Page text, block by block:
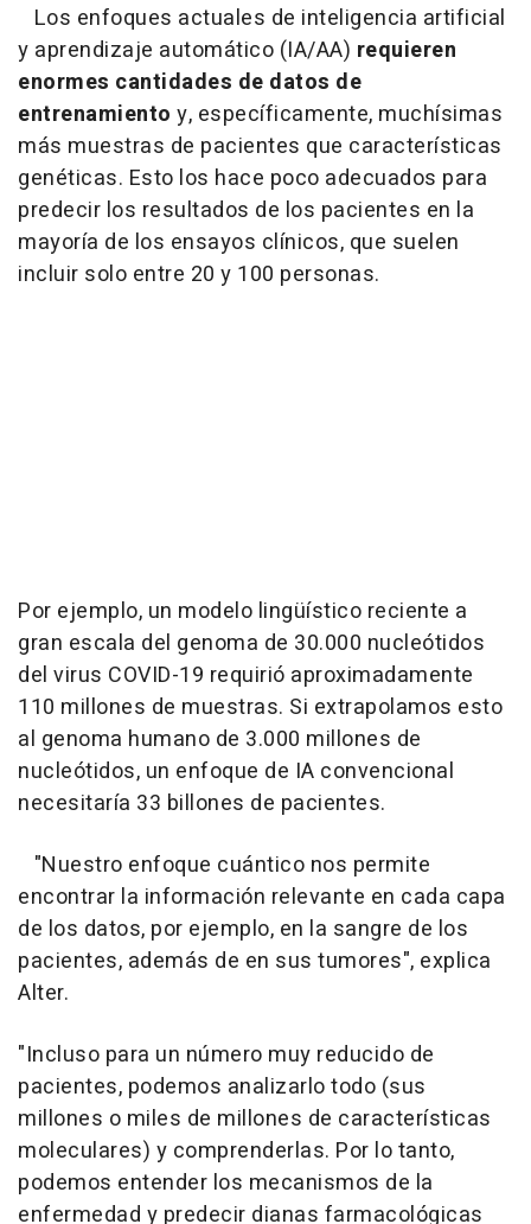
Los enfoques actuales de inteligencia artificial
y aprendizaje automático (IA/AA) requieren
enormes cantidades de datos de
entrenamiento y, específicamente, muchísimas
más muestras de pacientes que características
genéticas. Esto los hace poco adecuados para
predecir los resultados de los pacientes en la
mayoría de los ensayos clínicos, que suelen
incluir solo entre 20 y 100 personas.
Por ejemplo, un modelo lingüístico reciente a
gran escala del genoma de 30.000 nucleótidos
del virus COVID-19 requirió aproximadamente
110 millones de muestras. Si extrapolamos esto
al genoma humano de 3.000 millones de
nucleótidos, un enfoque de IA convencional
necesitaría 33 billones de pacientes.
"Nuestro enfoque cuántico nos permite
encontrar la información relevante en cada capa
de los datos, por ejemplo, en la sangre de los
pacientes, además de en sus tumores", explica
Alter.
"Incluso para un número muy reducido de
pacientes, podemos analizarlo todo (sus
millones o miles de millones de características
moleculares) y comprenderlas. Por lo tanto,
podemos entender los mecanismos de la
enfermedad y predecir dianas farmacológicas